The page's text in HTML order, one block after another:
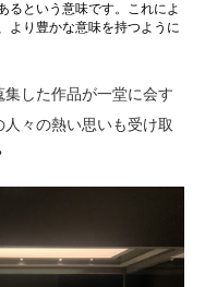
るという意味です。これによ
より豊かな意味を持つように
した作品が一堂に会す
々の熱い思いも受け取